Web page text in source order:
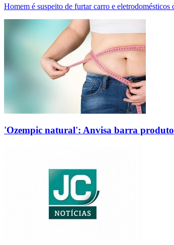
Homem é suspeito de furtar carro e eletrodomésticos
'Ozempic natural': Anvisa barra